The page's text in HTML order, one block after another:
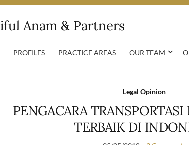
PROFILES PRACTICE AREAS OUR TEAM
Legal Opinion
PENGACARA
TERBAIK DI